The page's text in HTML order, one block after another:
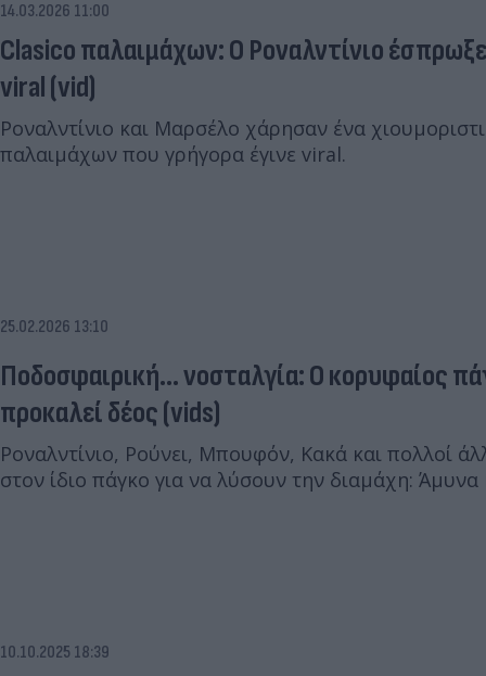
14.03.2026 11:00
Clasico παλαιμάχων: Ο Ροναλντίνιο
viral (vid)
Ροναλντίνιο και Μαρσέλο χάρησαν ένα
παλαιμάχων που γρήγορα έγινε viral.
25.02.2026 13:10
Ποδοσφαιρική... νοσταλγία: Ο κορυφαίος
προκαλεί δέος (vids)
Ροναλντίνιο, Ρούνει, Μπουφόν, Κακά και πολλοί
στον ίδιο πάγκο για να λύσουν την διαμάχη: Άμυνα
10.10.2025 18:39